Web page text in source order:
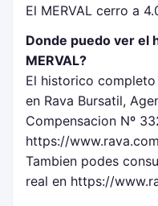
El MERVAL cerro a
Donde puedo ver el
MERVAL?
El historico
en Rava Bursatil,
Compensacion Nº
https://
Tambien podes
real en https://